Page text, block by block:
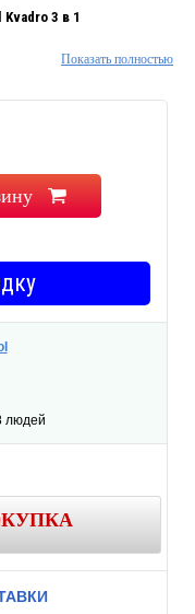
3 в 1
KR0450
входе смесителя +80°C
Показать полностью
людей